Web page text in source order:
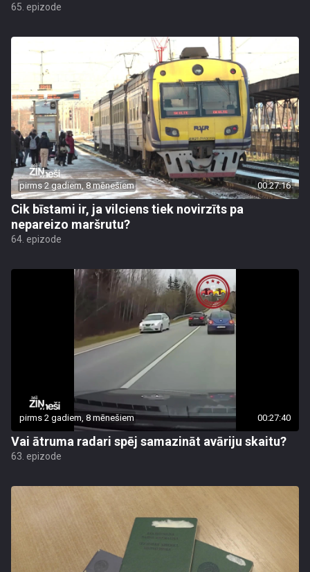
65. epizode
pirms 2 gadiem, 8 mēnešiem 00:27:16
Cik bīstami ir, ja vilciens tiek novirzīts pa
nepareizo maršrutu?
64. epizode
pirms 2 gadiem, 8 mēnešiem 00:27:40
Vai ātruma radari spēj samazināt avāriju skaitu?
63. epizode